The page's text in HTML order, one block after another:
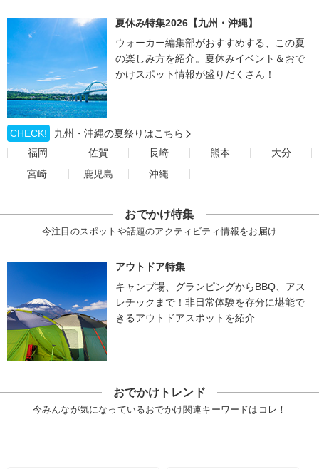
夏休み特集2026【九州・沖縄】
ウォーカー編集部がおすすめする、この夏
の楽しみ方を紹介。夏休みイベント＆おで
かけスポット情報が盛りだくさん！
CHECK!
九州・沖縄の夏祭りはこちら
福岡
佐賀 長崎 熊本
大分
宮崎
鹿児島 沖縄
おでかけ特集
今注目のスポットや話題のアクティビティ情報をお届け
アウトドア特集
キャンプ場、グランピングからBBQ、アス
レチックまで！非日常体験を存分に堪能で
きるアウトドアスポットを紹介
おでかけトレンド
今みんなが気になっているおでかけ関連キーワードはコレ！